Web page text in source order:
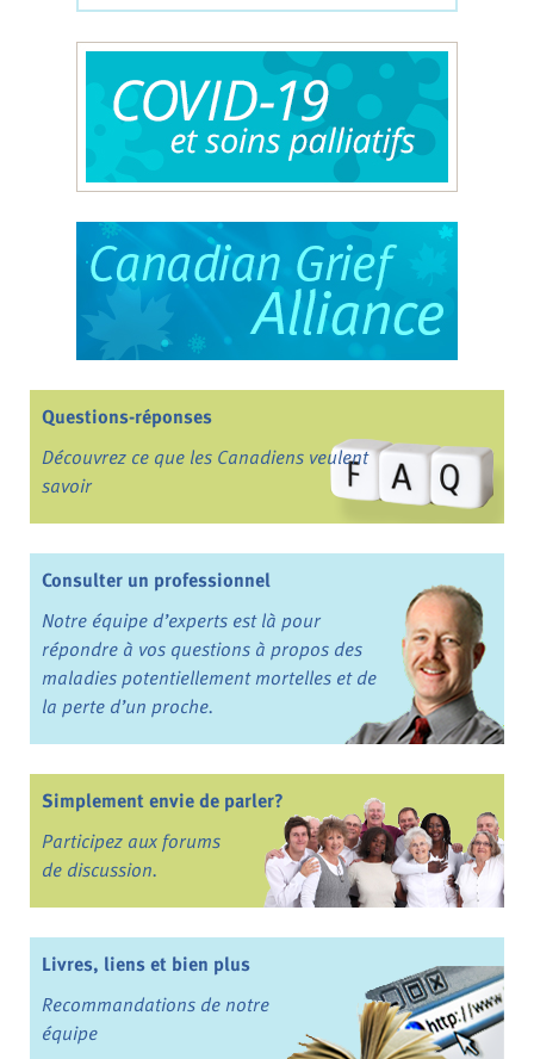
Questions-réponses
Découvrez ce que les Canadiens veulent
savoir
Consulter un professionnel
Notre équipe d’experts est là pour
répondre à vos questions à propos des
maladies potentiellement mortelles et de
la perte d’un proche.
Simplement envie de parler?
Participez aux forums
de discussion.
Livres, liens et bien plus
Recommandations de notre
équipe